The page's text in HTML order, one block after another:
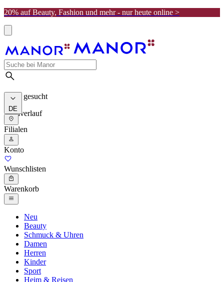
20% auf Beauty, Fashion und mehr - nur heute online >
Meist gesucht
Suchverlauf
DE
Filialen
Konto
Wunschlisten
Warenkorb
Neu
Beauty
Schmuck & Uhren
Damen
Herren
Kinder
Sport
Heim & Reisen